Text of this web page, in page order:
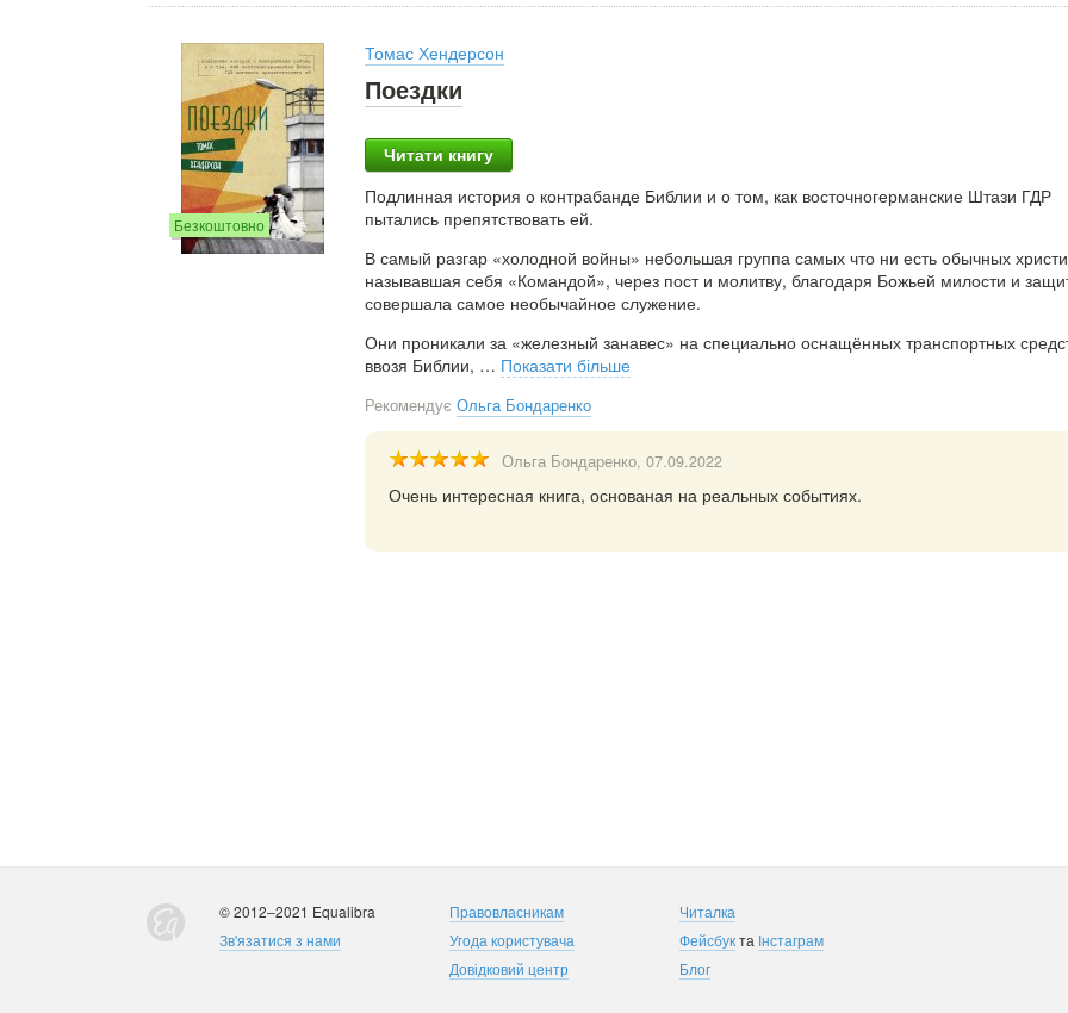
Безкоштовно
Томас Хендерсон
Поездки
Читати книгу
Подлинная история о контрабанде Библии и о том, как восточногерманские Штази ГДР
пытались препятствовать ей.
В самый разгар «холодной войны» небольшая группа самых что ни есть обычных
называвшая себя «Командой», через пост и молитву, благодаря Божьей милости и
совершала самое необычайное служение.
Они проникали за «железный занавес» на специально оснащённых транспортных
ввозя Библии, … Показати більше
Рекомендує Ольга Бондаренко
Ольга Бондаренко, 07.09.2022
Очень интересная книга, основаная на реальных событиях.
© 2012–2021 Equalibra
Зв'язатися з нами
Правовласникам
Угода користувача
Довідковий центр
Читалка
Фейсбукта Інстаграм
Блог